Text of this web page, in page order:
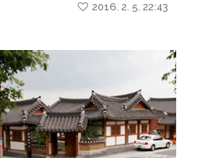
2016. 2. 5. 22:43